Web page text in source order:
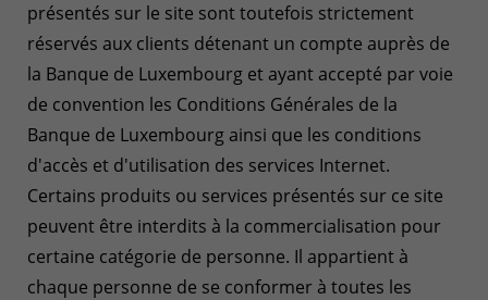
présentés sur le site sont toutefois strictement
réservés aux clients détenant un compte auprès de
la Banque de Luxembourg et ayant accepté par voie
de convention les Conditions Générales de la
Banque de Luxembourg ainsi que les conditions
d'accès et d'utilisation des services Internet.
Certains produits ou services présentés sur ce site
peuvent être interdits à la commercialisation pour
certaine catégorie de personne. Il appartient à
chaque personne de se conformer à toutes les